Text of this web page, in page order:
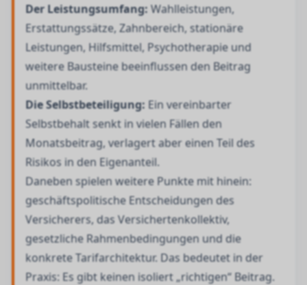
Der Leistungsumfang:Wahlleistungen,
Erstattungssätze, Zahnbereich, stationäre
Leistungen, Hilfsmittel, Psychotherapie und
weitere Bausteine beeinflussen den Beitrag
unmittelbar.
Die Selbstbeteiligung: Ein vereinbarter
Selbstbehalt senkt in vielen Fällen den
Monatsbeitrag, verlagert aber einen Teil des
Risikos in den Eigenanteil.
Daneben spielen weitere Punkte mit hinein:
geschäftspolitische Entscheidungen des
Versicherers, das Versichertenkollektiv,
gesetzliche Rahmenbedingungen und die
konkrete Tarifarchitektur. Das bedeutet in der
Praxis: Es gibt keinen isoliert „richtigen“ Beitrag.